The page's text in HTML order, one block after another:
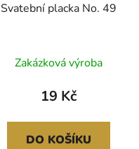
Svatební placka No. 49
Zakázková výroba
19 Kč
DO KOŠÍKU